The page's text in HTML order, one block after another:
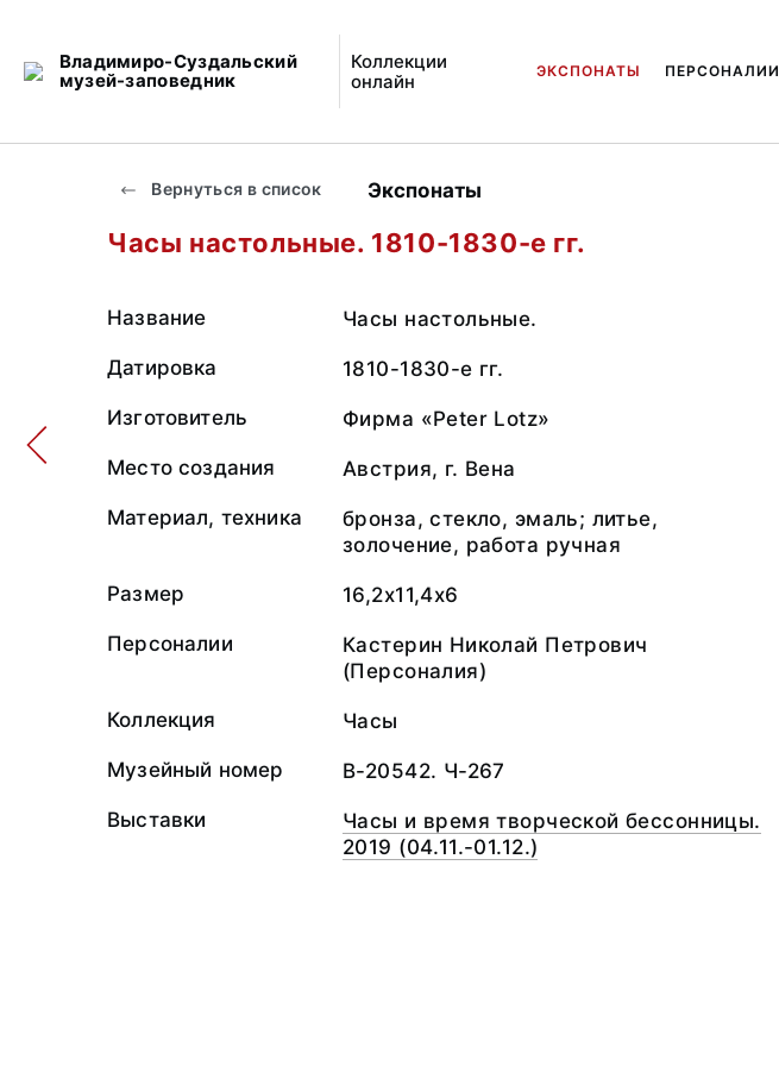
Владимиро-Суздальский
музей-заповедник
Коллекции
онлайн
ЭКСПОНАТЫ ПЕРСОНАЛИИ
Вернуться в список Экспонаты
Часы настольные. 1810-1830-е гг.
Название Часы настольные.
Датировка 1810-1830-е гг.
Изготовитель Фирма «Peter Lotz»
Место создания Австрия, г. Вена
Материал, техника
бронза, стекло, эмаль; литье,
золочение, работа ручная
Размер 16,2x11,4x6
Персоналии
Кастерин Николай Петрович
(Персоналия)
Коллекция Часы
Музейный номер В-20542. Ч-267
Выставки
Часы и время творческой бессонницы.
2019 (04.11.-01.12.)